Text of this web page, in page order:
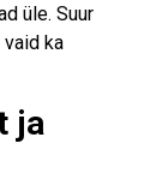
üle. Suur
ka
ja